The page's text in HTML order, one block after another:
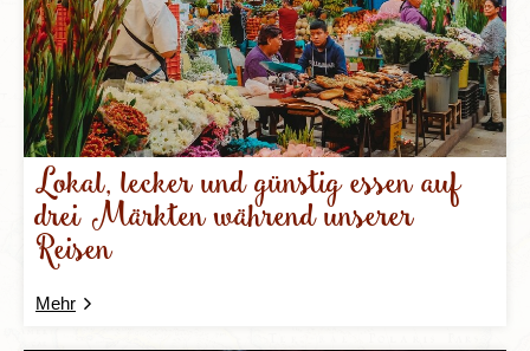
Lokal, lecker und günstig essen auf
drei Märkten während unserer
Reisen
Mehr